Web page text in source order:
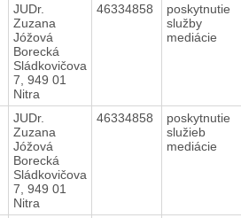
JUDr.
Zuzana
Jóžová
Borecká
Sládkovičova
7, 949 01
Nitra
46334858
poskytnutie
služby
mediácie
JUDr.
Zuzana
Jóžová
Borecká
Sládkovičova
7, 949 01
Nitra
46334858
poskytnutie
služieb
mediácie